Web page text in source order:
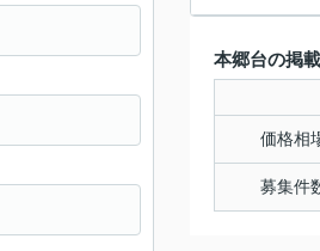
本郷台の掲
価格相
募集件